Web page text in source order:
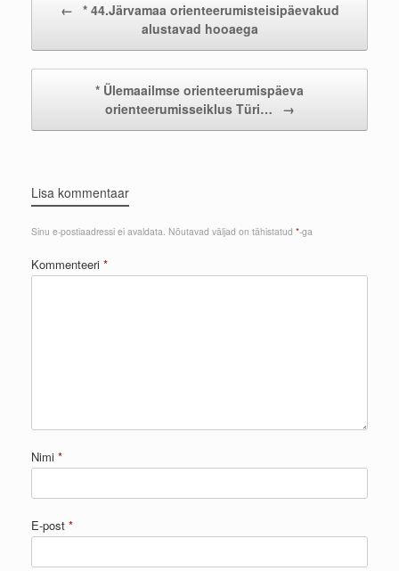
← * 44.Järvamaa orienteerumisteisipäevakud
alustavad hooaega
* Ülemaailmse orienteerumispäeva
orienteerumisseiklus Türi…
→
Lisa kommentaar
Sinu e-postiaadressi ei avaldata. Nõutavad väljad on tähistatud *-ga
Kommenteeri *
Nimi *
E-post *